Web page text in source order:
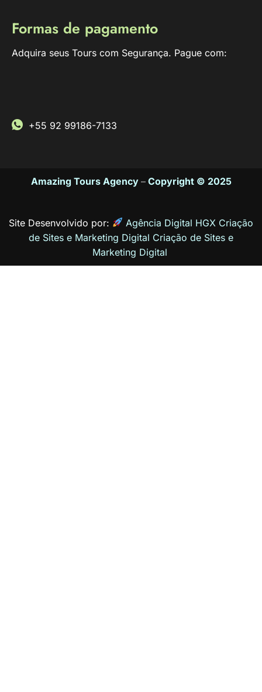
Formas de pagamento
Adquira seus Tours com Segurança. Pague com:
+55 92 99186-7133
Amazing Tours Agency– Copyright © 2025
Site Desenvolvido por:
Agência Digital HGX Criação
de Sites e Marketing Digital Criação de Sites e
Marketing Digital